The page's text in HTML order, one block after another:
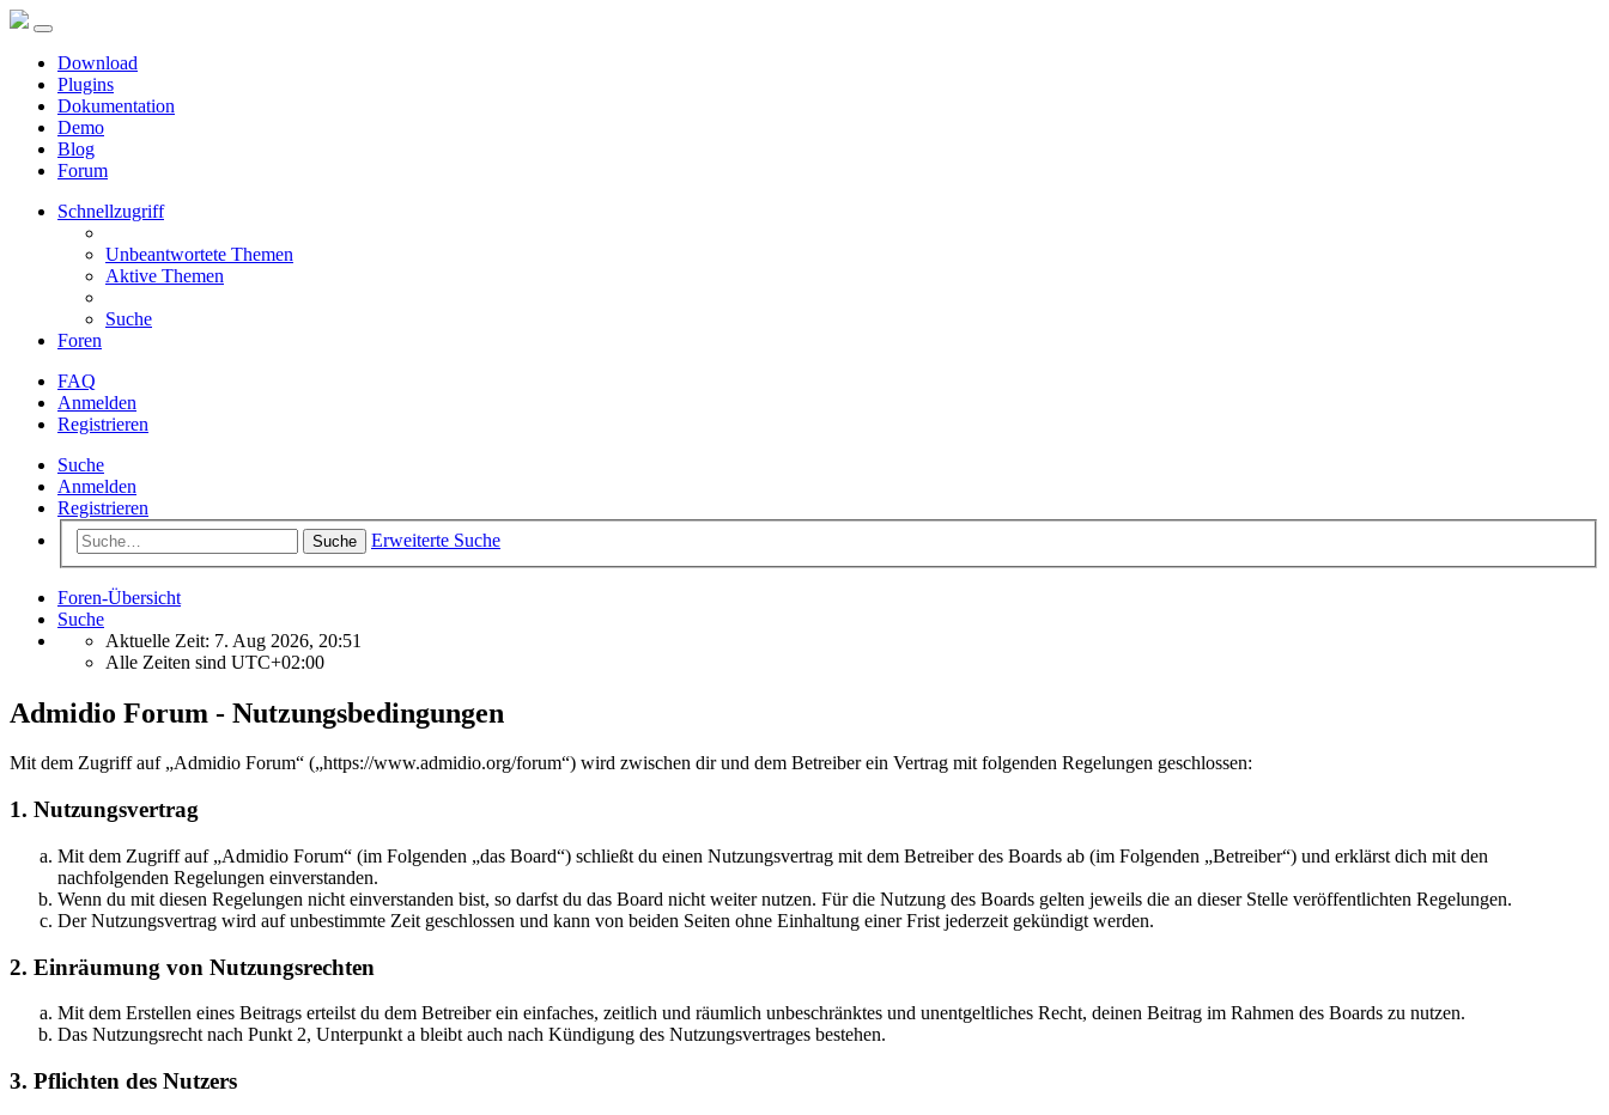
Download
Plugins
Dokumentation
Demo
Blog
Forum
Schnellzugriff
Unbeantwortete Themen
Aktive Themen
Suche
Foren
FAQ
Anmelden
Registrieren
Suche
Anmelden
Registrieren
Suche Erweiterte Suche
Foren-Übersicht
Suche
Aktuelle Zeit: 7. Aug 2026, 20:51
Alle Zeiten sind UTC+02:00
Admidio Forum - Nutzungsbedingungen
Mit dem Zugriff auf „Admidio Forum“ („https://www.admidio.org/forum“) wird zwischen dir und dem Betreiber ein Vertrag mit folgenden Regelungen geschlossen:
1. Nutzungsvertrag
Mit dem Zugriff auf „Admidio Forum“ (im Folgenden „das Board“) schließt du einen Nutzungsvertrag mit dem Betreiber des Boards ab (im Folgenden „Betreiber“) und erklärst dich mit den
nachfolgenden Regelungen einverstanden.
Wenn du mit diesen Regelungen nicht einverstanden bist, so darfst du das Board nicht weiter nutzen. Für die Nutzung des Boards gelten jeweils die an dieser Stelle veröffentlichten Regelungen.
Der Nutzungsvertrag wird auf unbestimmte Zeit geschlossen und kann von beiden Seiten ohne Einhaltung einer Frist jederzeit gekündigt werden.
2. Einräumung von Nutzungsrechten
Mit dem Erstellen eines Beitrags erteilst du dem Betreiber ein einfaches, zeitlich und räumlich unbeschränktes und unentgeltliches Recht, deinen Beitrag im Rahmen des Boards zu nutzen.
Das Nutzungsrecht nach Punkt 2, Unterpunkt a bleibt auch nach Kündigung des Nutzungsvertrages bestehen.
3. Pflichten des Nutzers